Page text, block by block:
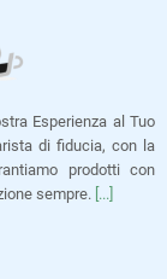
Esperienza al Tuo
di fiducia, con la
prodotti con
sempre. [...]